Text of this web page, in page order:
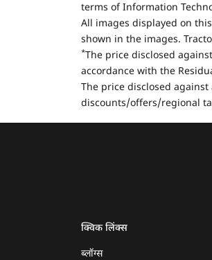
terms of Information
All images displayed on
shown in the images.
*The price disclosed
accordance with the
The price disclosed
discounts/offers/regional
क्विक लिंक्स
ब्लॉग्स